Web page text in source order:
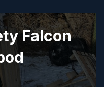
Falcon